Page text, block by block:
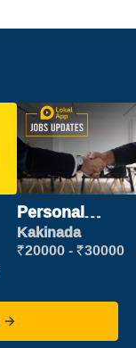
Personal
Assistant
Kakinada
₹20000 - ₹30000